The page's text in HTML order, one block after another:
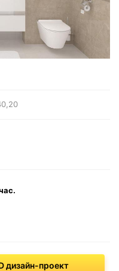
дизайн-проект